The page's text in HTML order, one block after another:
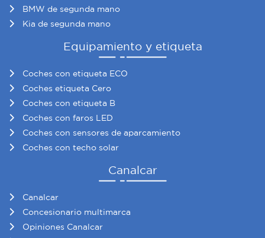
BMW de segunda mano
Kia de segunda mano
Equipamiento y etiqueta
Coches con etiqueta ECO
Coches etiqueta Cero
Coches con etiqueta B
Coches con faros LED
Coches con sensores de aparcamiento
Coches con techo solar
Canalcar
Canalcar
Concesionario multimarca
Opiniones Canalcar